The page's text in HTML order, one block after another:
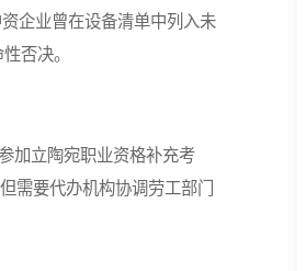
企业曾在设备清单中列入未
否决。
加立陶宛职业资格补充考
需要代办机构协调劳工部门